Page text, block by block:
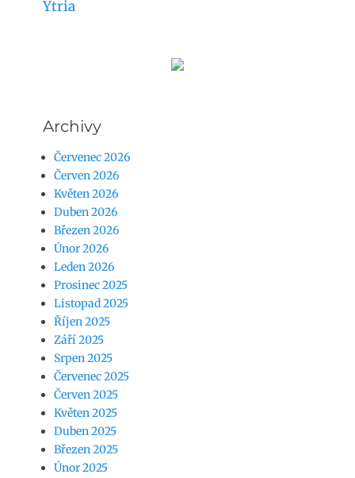
Ytria
Archivy
Červenec 2026
Červen 2026
Květen 2026
Duben 2026
Březen 2026
Únor 2026
Leden 2026
Prosinec 2025
Listopad 2025
Říjen 2025
Září 2025
Srpen 2025
Červenec 2025
Červen 2025
Květen 2025
Duben 2025
Březen 2025
Únor 2025